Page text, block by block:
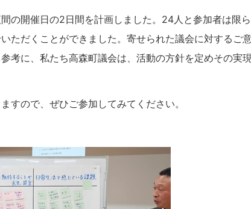
の開催日の2日間を計画しました。24人と参加者は限ら
ただくことができました。寄せられた議会に対するご
考に、私たち高森町議会は、活動の方針を定めその実
ので、ぜひご参加してみてください。